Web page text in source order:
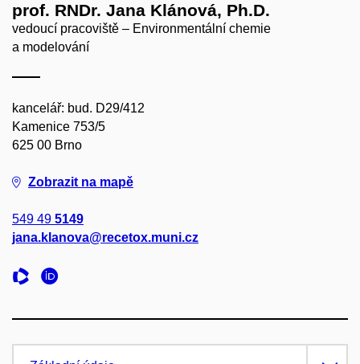
prof. RNDr. Jana Klánová, Ph.D.
vedoucí pracoviště – Environmentální chemie
a modelování
kancelář: bud. D29/412
Kamenice 753/5
625 00 Brno
Zobrazit na mapě
549 49 5149
jana.klanova@recetox.muni.cz